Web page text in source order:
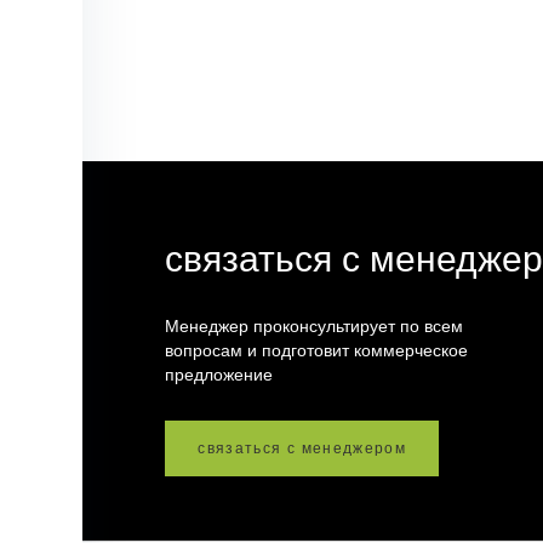
связаться с
Менеджер проконсультирует по всем
вопросам и подготовит коммерческое
предложение
связаться с менеджером